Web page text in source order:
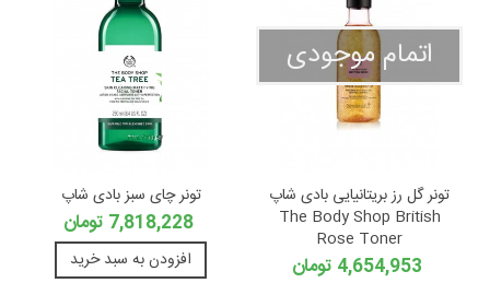
اتمام موجودی
تونر گل رز بریتانیایی بادی شاپ
The Body Shop British
Rose Toner
4,654,953 تومان
تونر چای سبز بادی شاپ
7,818,228 تومان
افزودن به سبد خرید